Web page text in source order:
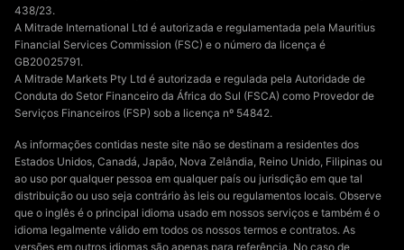
438/23.
A Mitrade International Ltd é autorizada e regulamentada pela Mauritius
Financial Services Commission (FSC) e o número da licença é
GB20025791.
A Mitrade Markets Pty Ltd é autorizada e regulada pela Autoridade de
Conduta do Setor Financeiro da África do Sul (FSCA) como Provedor de
Serviços Financeiros (FSP) sob a licença nº 54842.
As informações contidas neste site não se destinam a residentes dos
Estados Unidos, Canadá, Japão, Nova Zelândia, Reino Unido, Filipinas ou
ao uso por qualquer pessoa em qualquer país ou jurisdição em que tal
distribuição ou uso seja contrário às leis ou regulamentos locais. Observe
que o inglês é o principal idioma usado em nossos serviços e também é o
idioma legalmente válido em todos os nossos termos e contratos. As
versões em outros idiomas são apenas para referência. No caso de